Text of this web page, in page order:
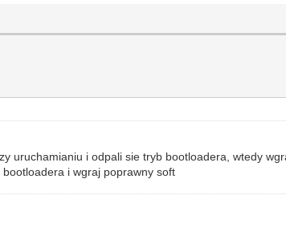
uruchamianiu i odpali sie tryb bootloadera, wtedy
i wgraj poprawny soft